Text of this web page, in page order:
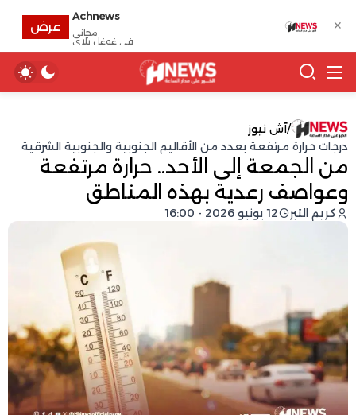
/آش نيوز
درجات حرارة مرتفعة بعدد من الأقاليم الجنوبية والجنوبية الشرقية
من الجمعة إلى الأحد.. حرارة مرتفعة
وعواصف رعدية بهذه المناطق
كريم التبر 12 يونيو 2026 - 16:00
✕
Achnews
مجانى
في غوغل بلاي
عرض